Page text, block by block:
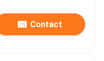
Contact